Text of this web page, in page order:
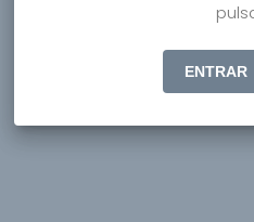
ENTRAR